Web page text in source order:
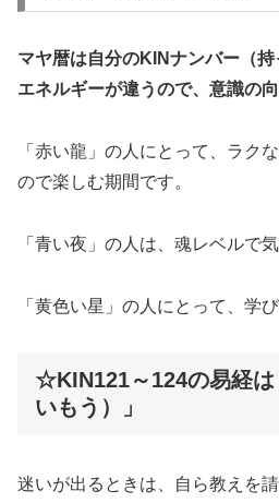
マヤ暦は自分のKINナンバー（
エネルギーが違うので、意識の
「赤い龍」の人にとって、ラク
ので楽しむ期間です。
「青い夜」の人は、魂レベルで
「黄色い星」の人にとって、学
☆KIN121～124の易経は
いもう）」
迷いが出るときは、自ら教えを